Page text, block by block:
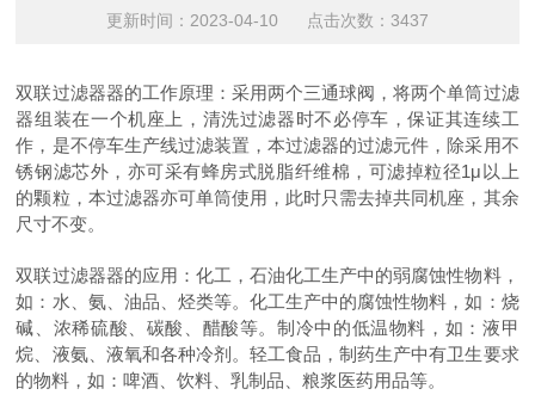
更新时间：2023-04-10 点击次数：3437
双联过滤器器的工作原理：采用两个三通球阀，将两个单筒过滤
器组装在一个机座上，清洗过滤器时不必停车，保证其连续工
作，是不停车生产线过滤装置，本过滤器的过滤元件，除采用不
锈钢滤芯外，亦可采有蜂房式脱脂纤维棉，可滤掉粒径1μ以上
的颗粒，本过滤器亦可单筒使用，此时只需去掉共同机座，其余
尺寸不变。
双联过滤器器的应用：化工，石油化工生产中的弱腐蚀性物料，
如：水、氨、油品、烃类等。化工生产中的腐蚀性物料，如：烧
碱、浓稀硫酸、碳酸、醋酸等。制冷中的低温物料，如：液甲
烷、液氨、液氧和各种冷剂。轻工食品，制药生产中有卫生要求
的物料，如：啤酒、饮料、乳制品、粮浆医药用品等。